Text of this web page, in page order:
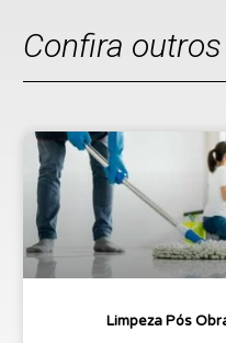
Confira
Limpeza Pós